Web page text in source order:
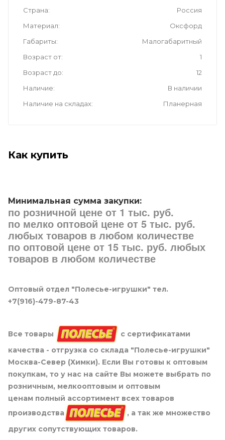
Страна
Россия
Материал
Оксфорд
Габариты
Малогабаритный
Возраст от
1
Возраст до
12
Наличие
В наличии
Наличие на складах
Планерная
Как купить
Минимальная сумма закупки:
по розничной цене от 1 тыс. руб.
по мелко оптовой цене от 5 тыс. руб.
любых товаров в любом количестве
по оптовой цене от 15 тыс. руб. любых
товаров в любом количестве
Оптовый отдел "Полесье-игрушки" тел.
+7(916)-479-87-43
Все товары
с сертификатами
качества - отгрузка со склада "Полесье-игрушки"
Москва-Север (Химки). Если Вы готовы к оптовым
покупкам, то у нас на сайте Вы можете выбрать по
розничным, мелкооптовым и оптовым
ценам полный ассортимент всех товаров
производства
, а так же множество
других сопутствующих товаров.